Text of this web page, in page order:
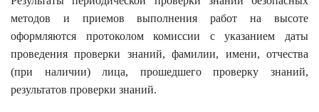
методов и приемов выполнения работ на высоте
оформляются протоколом комиссии с указанием даты
проведения проверки знаний, фамилии, имени, отчества
(при наличии) лица, прошедшего проверку знаний,
результатов проверки знаний.